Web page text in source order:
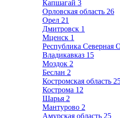
Капшагай 3
Орловская область 26
Орел 21
Дмитровск 1
Мценск 1
Республика Северная
Владикавказ 15
Моздок 2
Беслан 2
Костромская область
Кострома 12
Шарья 2
Мантурово 2
Амурская область 25